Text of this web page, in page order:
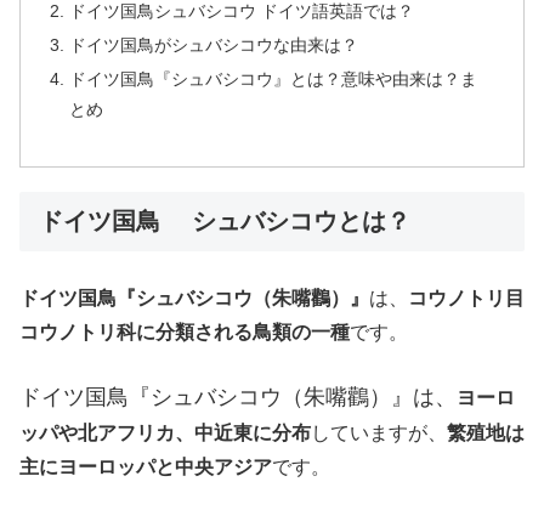
ドイツ国鳥シュバシコウ ドイツ語英語では？
ドイツ国鳥がシュバシコウな由来は？
ドイツ国鳥『シュバシコウ』とは？意味や由来は？ま
とめ
ドイツ国鳥 シュバシコウとは？
ドイツ国鳥『シュバシコウ（朱嘴鸛）』 は、
コウノトリ目
コウノトリ科に分類される鳥類の一種です。
ドイツ国鳥『シュバシコウ（朱嘴鸛）』は、
ヨーロ
ッパや北アフリカ、中近東に分布していますが、 繁殖地は
主にヨーロッパと中央アジアです。